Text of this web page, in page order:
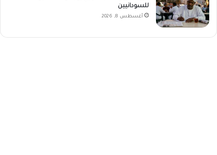
للسودانيين
أغسطس 8, 2026